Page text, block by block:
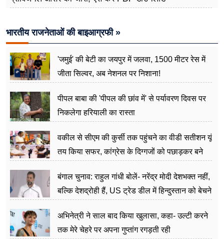
भारतीय राजनेताओं की बाइआग्रफी »
'जमुई' की बेटी का जयपुर में जलवा, 1500 मीटर रेस में
जीता सिल्वर, अब नेशनल पर निशाना!
पीपल बाबा की 'पीपल की छांव में' से पर्यावरण दिवस पर
निकलेगा हरियाली का रास्ता
वकील से सीएम की कुर्सी तक पहुंचने का वीडी सतीशन यूं
तय किया सफर, कांग्रेस के दिग्गजों को पछाड़कर बने
बंगाल चुनाव: राहुल गांधी बोलें- नरेंद्र मोदी देशभक्त नहीं,
बल्कि देशद्रोही हैं, US ट्रेड डील में हिन्दुस्तान को बेचने
अभिनेत्री ने साल बाद किया खुलासा, कहा- उल्टी करने
तक मेरे चेहरे पर अपना गुप्तांग रगड़ती रही